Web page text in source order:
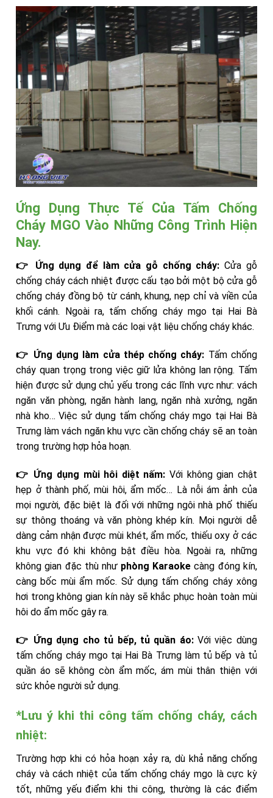
Ứng Dụng Thực Tế Của Tấm Chống
Cháy MGO Vào Những Công Trình Hiện
Nay.
👉 Ứng dụng để làm cửa gỗ chống cháy: Cửa gỗ
chống cháy cách nhiệt được cấu tạo bởi một bộ cửa gỗ
chống cháy đồng bộ từ cánh, khung, nẹp chỉ và viền của
khối cánh. Ngoài ra, tấm chống cháy mgo tại Hai Bà
Trưng với Ưu Điểm mà các loại vật liệu chống cháy khác.
👉 Ứng dụng làm cửa thép chống cháy: Tấm chống
cháy quan trọng trong việc giữ lửa không lan rộng. Tấm
hiện được sử dụng chủ yếu trong các lĩnh vực như: vách
ngăn văn phòng, ngăn hành lang, ngăn nhà xưởng, ngăn
nhà kho… Việc sử dụng tấm chống cháy mgo tại Hai Bà
Trưng làm vách ngăn khu vực cần chống cháy sẽ an toàn
trong trường hợp hỏa hoạn.
👉 Ứng dụng mùi hôi diệt nấm: Với không gian chật
hẹp ở thành phố, mùi hôi, ẩm mốc… Là nỗi ám ảnh của
mọi người, đặc biệt là đối với những ngôi nhà phố thiếu
sự thông thoáng và văn phòng khép kín. Mọi người dễ
dàng cảm nhận được mùi khét, ẩm mốc, thiếu oxy ở các
khu vực đó khi không bật điều hòa. Ngoài ra, những
không gian đặc thù như phòng Karaokecàng đóng kín,
càng bốc mùi ẩm mốc. Sử dụng tấm chống cháy xông
hơi trong không gian kín này sẽ khắc phục hoàn toàn mùi
hôi do ẩm mốc gây ra.
👉 Ứng dụng cho tủ bếp, tủ quần áo:Với việc dùng
tấm chống cháy mgo tại Hai Bà Trưng làm tủ bếp và tủ
quần áo sẽ không còn ẩm mốc, ám mùi thân thiện với
sức khỏe người sử dụng.
*Lưu ý khi thi công tấm chống cháy, cách
nhiệt:
Trường hợp khi có hỏa hoạn xảy ra, dù khả năng chống
cháy và cách nhiệt của tấm chống cháy mgo là cực kỳ
tốt, những yếu điểm khi thi công, thường là các điểm